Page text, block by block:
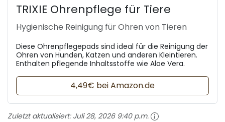
TRIXIE Ohrenpflege für Tiere
Hygienische Reinigung für Ohren von Tieren
Diese Ohrenpflegepads sind ideal für die Reinigung der
Ohren von Hunden, Katzen und anderen Kleintieren.
Enthalten pflegende Inhaltsstoffe wie Aloe Vera.
4,49€ bei Amazon.de
Zuletzt aktualisiert: Juli 28, 2026 9:40 p.m.